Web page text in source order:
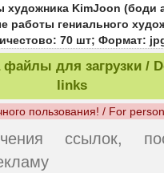
художника KimJoon (боди
работы гениального
70 шт; Формат:
для загрузки /
links
пользования! / For
ссылок,